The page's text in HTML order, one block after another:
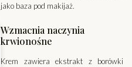
jako baza pod makijaż.
Wzmacnia naczynia
krwionośne
Krem zawiera ekstrakt z borówki